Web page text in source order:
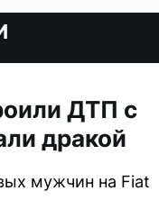
ДТП с
дракой
мужчин на Fiat